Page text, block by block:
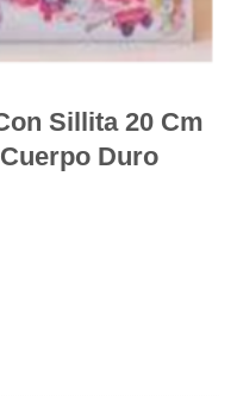
Sillita 20 Cm
Duro